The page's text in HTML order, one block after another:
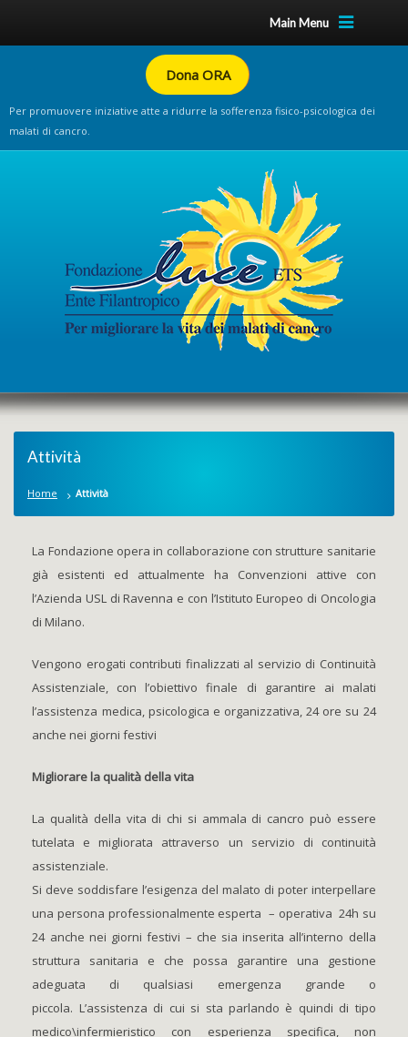
Main Menu
Dona ORA
Per promuovere iniziative atte a ridurre la sofferenza fisico-psicologica dei
malati di cancro.
Attività
Home Attività
La Fondazione opera in collaborazione con strutture sanitarie
già esistenti ed attualmente ha Convenzioni attive con
l’Azienda USL di Ravenna e con l’Istituto Europeo di Oncologia
di Milano.
Vengono erogati contributi finalizzati al servizio di Continuità
Assistenziale, con l’obiettivo finale di garantire ai malati
l’assistenza medica, psicologica e organizzativa, 24 ore su 24
anche nei giorni festivi
Migliorare la qualità della vita
La qualità della vita di chi si ammala di cancro può essere
tutelata e migliorata attraverso un servizio di continuità
assistenziale.
Si deve soddisfare l’esigenza del malato di poter interpellare
una persona professionalmente esperta – operativa 24h su
24 anche nei giorni festivi – che sia inserita all’interno della
struttura sanitaria e che possa garantire una gestione
adeguata di qualsiasi emergenza grande o
piccola. L’assistenza di cui si sta parlando è quindi di tipo
medico\infermieristico con esperienza specifica, non